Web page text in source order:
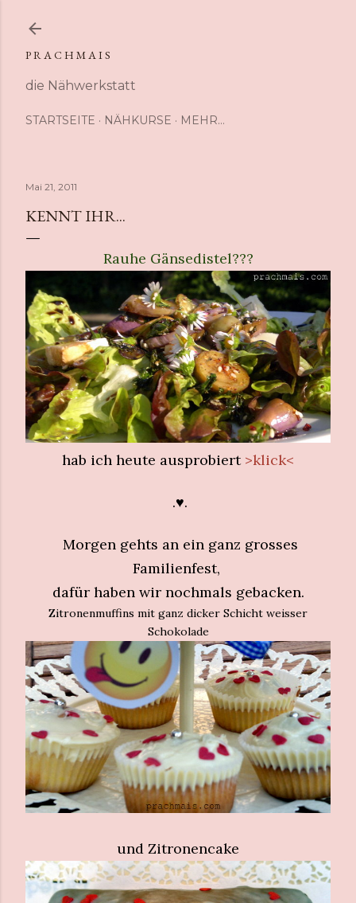
P R A C H M A I S
die Nähwerkstatt
STARTSEITE NÄHKURSE MEHR…
Mai 21, 2011
KENNT IHR...
Rauhe Gänsedistel???
hab ich heute ausprobiert >klick<
.♥.
Morgen gehts an ein ganz grosses
Familienfest,
dafür haben wir nochmals gebacken.
Zitronenmuffins mit ganz dicker Schicht weisser
Schokolade
und Zitronencake